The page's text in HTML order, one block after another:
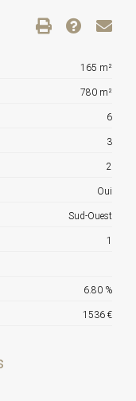
165 m²
780 m²
6
3
2
Oui
Sud-Ouest
1
6.80 %
1536 €